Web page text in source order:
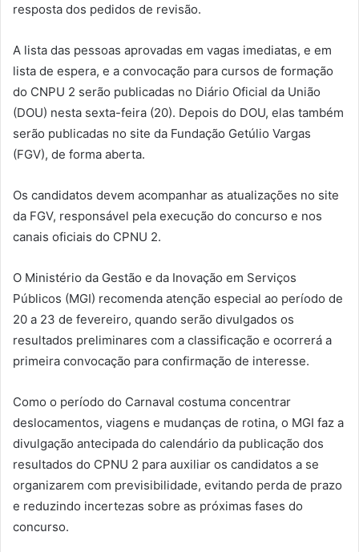
resposta dos pedidos de revisão.
A lista das pessoas aprovadas em vagas imediatas, e em
lista de espera, e a convocação para cursos de formação
do CNPU 2 serão publicadas no Diário Oficial da União
(DOU) nesta sexta-feira (20). Depois do DOU, elas também
serão publicadas no site da Fundação Getúlio Vargas
(FGV), de forma aberta.
Os candidatos devem acompanhar as atualizações no site
da FGV, responsável pela execução do concurso e nos
canais oficiais do CPNU 2.
O Ministério da Gestão e da Inovação em Serviços
Públicos (MGI) recomenda atenção especial ao período de
20 a 23 de fevereiro, quando serão divulgados os
resultados preliminares com a classificação e ocorrerá a
primeira convocação para confirmação de interesse.
Como o período do Carnaval costuma concentrar
deslocamentos, viagens e mudanças de rotina, o MGI faz a
divulgação antecipada do calendário da publicação dos
resultados do CPNU 2 para auxiliar os candidatos a se
organizarem com previsibilidade, evitando perda de prazo
e reduzindo incertezas sobre as próximas fases do
concurso.